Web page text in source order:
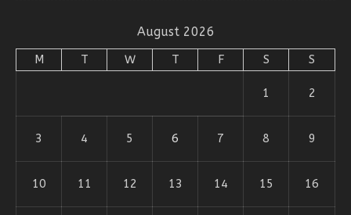
August 2026
M T W T F S S
1 2
3 4 5 6 7 8 9
10 11 12 13 14 15 16